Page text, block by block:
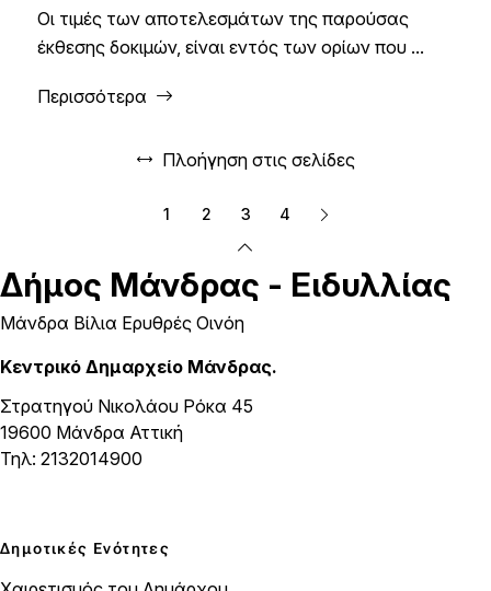
Οι τιμές των αποτελεσμάτων της παρούσας
έκθεσης δοκιμών, είναι εντός των ορίων που ...
Περισσότερα
Πλοήγηση στις σελίδες
1 2 3 4
Δήμος Μάνδρας - Ειδυλλίας
Μάνδρα Βίλια Ερυθρές Οινόη
Κεντρικό Δημαρχείο Μάνδρας.
Στρατηγού Νικολάου Ρόκα 45
19600 Μάνδρα Αττική
Τηλ: 2132014900
Δημοτικές Ενότητες